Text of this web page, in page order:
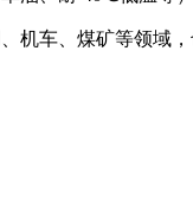
机车、煤矿等领域